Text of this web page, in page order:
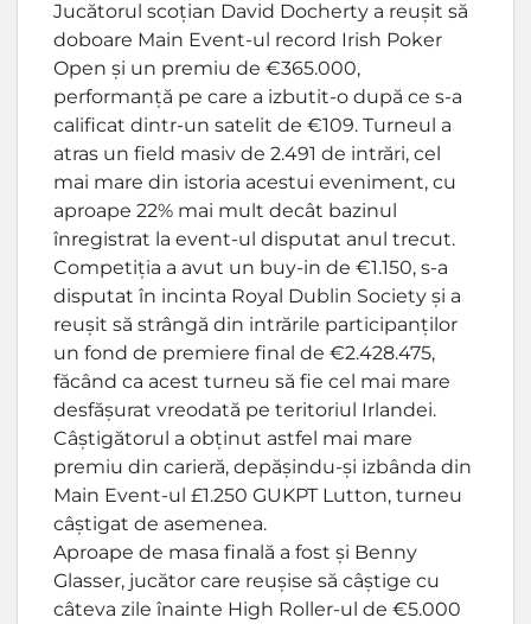
Jucătorul scoțian David Docherty a reușit să
doboare Main Event-ul record Irish Poker
Open și un premiu de €365.000,
performanță pe care a izbutit-o după ce s-a
calificat dintr-un satelit de €109. Turneul a
atras un field masiv de 2.491 de intrări, cel
mai mare din istoria acestui eveniment, cu
aproape 22% mai mult decât bazinul
înregistrat la event-ul disputat anul trecut.
Competiția a avut un buy-in de €1.150, s-a
disputat în incinta Royal Dublin Society și a
reușit să strângă din intrările participanților
un fond de premiere final de €2.428.475,
făcând ca acest turneu să fie cel mai mare
desfășurat vreodată pe teritoriul Irlandei.
Câștigătorul a obținut astfel mai mare
premiu din carieră, depășindu-și izbânda din
Main Event-ul £1.250 GUKPT Lutton, turneu
câștigat de asemenea.
Aproape de masa finală a fost și Benny
Glasser, jucător care reușise să câștige cu
câteva zile înainte High Roller-ul de €5.000